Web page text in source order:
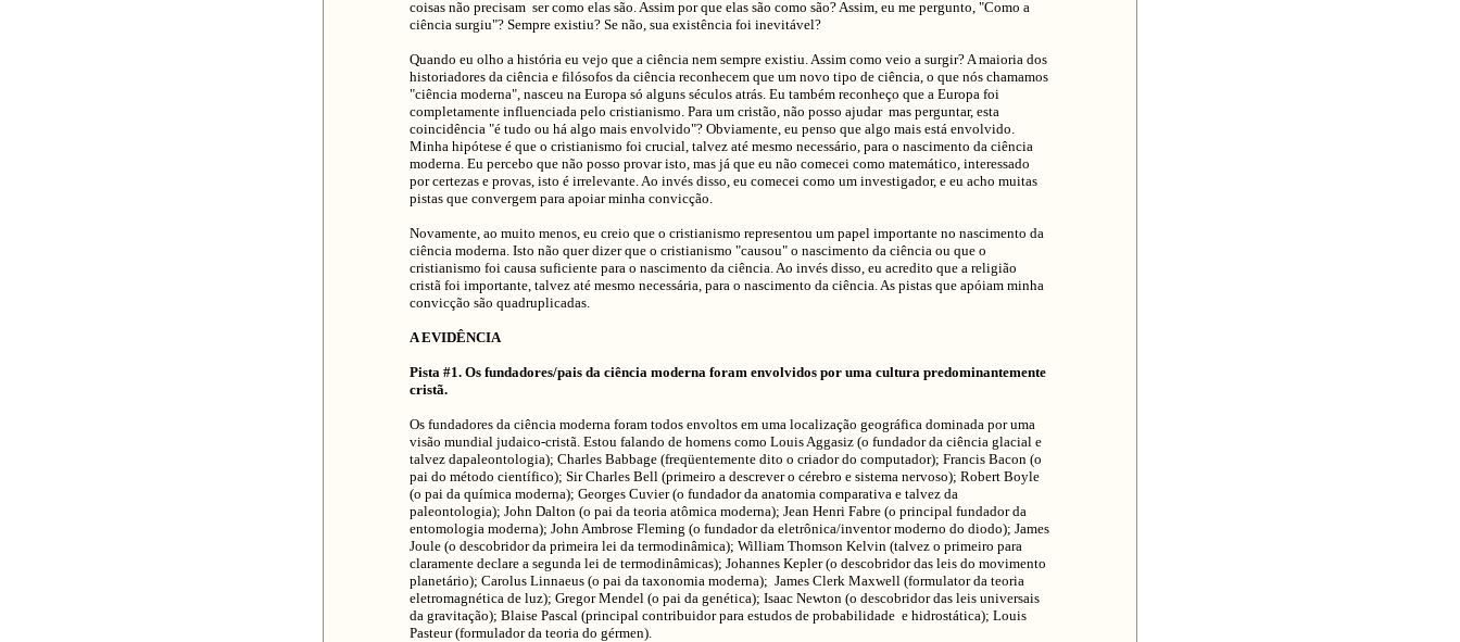
coisas não precisam ser como elas são. Assim por que elas são como são? Assim, eu me pergunto, "Como a
ciência surgiu"? Sempre existiu? Se não, sua existência foi inevitável?
Quando eu olho a história eu vejo que a ciência nem sempre existiu. Assim como veio a surgir? A maioria dos
historiadores da ciência e filósofos da ciência reconhecem que um novo tipo de ciência, o que nós chamamos
"ciência moderna", nasceu na Europa só alguns séculos atrás. Eu também reconheço que a Europa foi
completamente influenciada pelo cristianismo. Para um cristão, não posso ajudar mas perguntar, esta
coincidência "é tudo ou há algo mais envolvido"? Obviamente, eu penso que algo mais está envolvido.
Minha hipótese é que o cristianismo foi crucial, talvez até mesmo necessário, para o nascimento da ciência
moderna. Eu percebo que não posso provar isto, mas já que eu não comecei como matemático, interessado
por certezas e provas, isto é irrelevante. Ao invés disso, eu comecei como um investigador, e eu acho muitas
pistas que convergem para apoiar minha convicção.
Novamente, ao muito menos, eu creio que o cristianismo representou um papel importante no nascimento da
ciência moderna. Isto não quer dizer que o cristianismo "causou" o nascimento da ciência ou que o
cristianismo foi causa suficiente para o nascimento da ciência. Ao invés disso, eu acredito que a religião
cristã foi importante, talvez até mesmo necessária, para o nascimento da ciência. As pistas que apóiam minha
convicção são quadruplicadas.
A EVIDÊNCIA
Pista #1. Os fundadores/pais da ciência moderna foram envolvidos por uma cultura predominantemente
cristã.
Os fundadores da ciência moderna foram todos envoltos em uma localização geográfica dominada por uma
visão mundial judaico-cristã. Estou falando de homens como Louis Aggasiz (o fundador da ciência glacial e
talvez dapaleontologia); Charles Babbage (freqüentemente dito o criador do computador); Francis Bacon (o
pai do método científico); Sir Charles Bell (primeiro a descrever o cérebro e sistema nervoso); Robert Boyle
(o pai da química moderna); Georges Cuvier (o fundador da anatomia comparativa e talvez da
paleontologia); John Dalton (o pai da teoria atômica moderna); Jean Henri Fabre (o principal fundador da
entomologia moderna); John Ambrose Fleming (o fundador da eletrônica/inventor moderno do diodo); James
Joule (o descobridor da primeira lei da termodinâmica); William Thomson Kelvin (talvez o primeiro para
claramente declare a segunda lei de termodinâmicas); Johannes Kepler (o descobridor das leis do movimento
planetário); Carolus Linnaeus (o pai da taxonomia moderna); James Clerk Maxwell (formulator da teoria
eletromagnética de luz); Gregor Mendel (o pai da genética); Isaac Newton (o descobridor das leis universais
da gravitação); Blaise Pascal (principal contribuidor para estudos de probabilidade e hidrostática); Louis
Pasteur (formulador da teoria do gérmen).